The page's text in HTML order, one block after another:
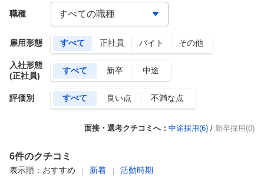
雇用形態 すべて 正社員 バイト その他
入社形態
(正社員)
すべて 新卒 中途
評価別 すべて 良い点 不満な点
職種
面接・選考クチコミへ： 中途採用(6) / 新卒採用(0)
6件のクチコミ
表示順： おすすめ 新着 活動時期